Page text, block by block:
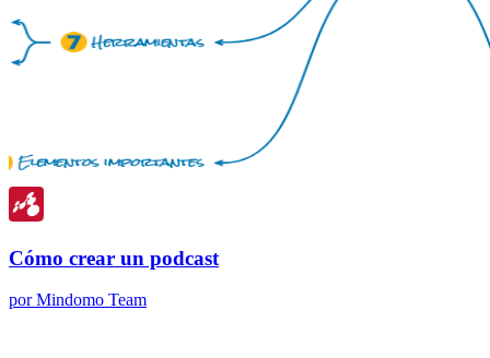
Cómo crear un podcast
por Mindomo Team